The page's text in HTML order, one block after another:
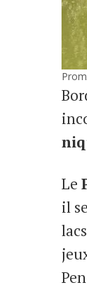
Le
il